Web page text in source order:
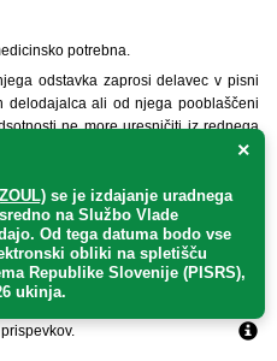
potrebna.
odstavka zaprosi delavec v pisni
ali od njega pooblaščeni
ne more uresničiti iz rednega
zahteve delovnega procesa takšne
z dela brez nadomestila plače do
letu.
×
se je izdajanje uradnega
na Službo Vlade
. Od tega datuma bodo vse
obliki na spletišču
Republike Slovenije (PISRS),
ukinja.